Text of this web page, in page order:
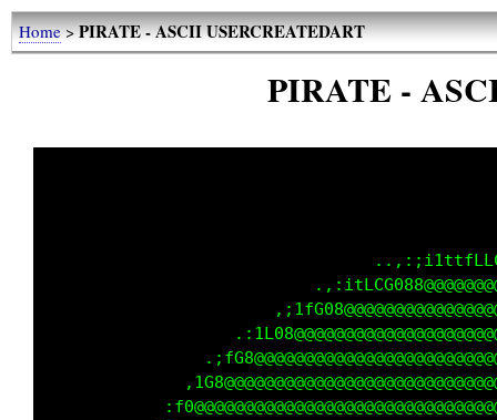
Home>PIRATE - ASCII USERCREATEDART
PIRATE -